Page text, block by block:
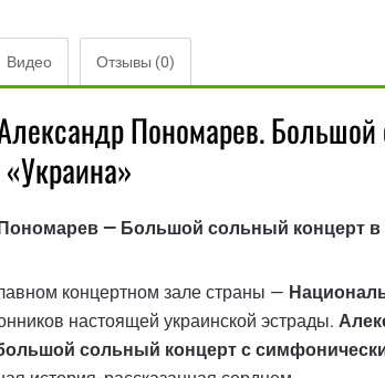
Видео Отзывы (0)
Пономарев.
— Большой сольный концерт в
концертном зале страны —
настоящей украинской эстрады.
сольный концерт с